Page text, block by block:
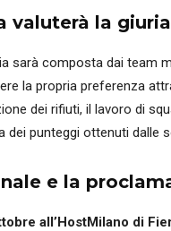
valuterà la giuria
sarà composta dai team
la propria preferenza
dei rifiuti, il lavoro di
dei punteggi ottenuti dalle
e la
all’HostMilano di